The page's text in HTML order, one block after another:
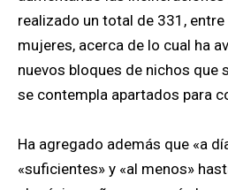
realizado un total de 331,
mujeres, acerca de lo cual ha
nuevos bloques de nichos que
se contempla apartados para
Ha agregado además que «a
«suficientes» y «al menos»